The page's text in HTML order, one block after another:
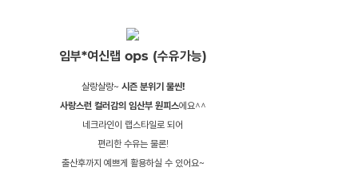
임부*여신랩 ops (수유가능)
살랑살랑~ 시즌 분위기 물씬!
사랑스런 컬러감의 임산부 원피스에요^^
네크라인이 랩스타일로 되어
편리한 수유는 물론!
출산후까지 예쁘게 활용하실 수 있어요~